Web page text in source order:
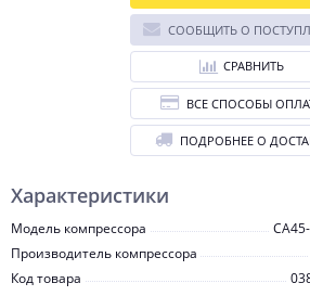
Характеристики
Модель компрессора
Производитель компрессора
Код товара
СООБЩИТЬ О
СРАВНИТЬ
ВСЕ СПОСОБЫ
ПОДРОБНЕЕ О